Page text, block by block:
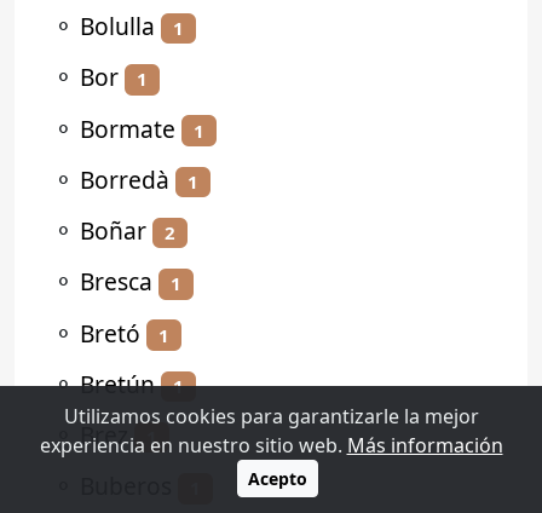
⚬ Bolulla 1
⚬ Bor 1
⚬ Bormate 1
⚬ Borredà 1
⚬ Boñar 2
⚬ Bresca 1
⚬ Bretó 1
⚬Bretún 1
⚬Brez 1
Utilizamos cookies para garantizarle la mejor
experiencia en nuestro sitio web. Más información
Acepto